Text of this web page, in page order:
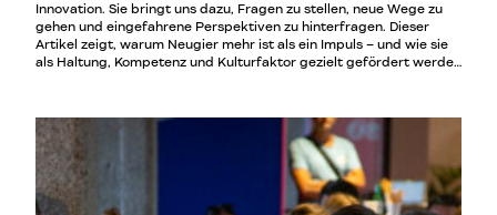
Innovation. Sie bringt uns dazu, Fragen zu stellen, neue Wege zu
gehen und eingefahrene Perspektiven zu hinterfragen. Dieser
Artikel zeigt, warum Neugier mehr ist als ein Impuls – und wie sie
als Haltung, Kompetenz und Kulturfaktor gezielt gefördert werden